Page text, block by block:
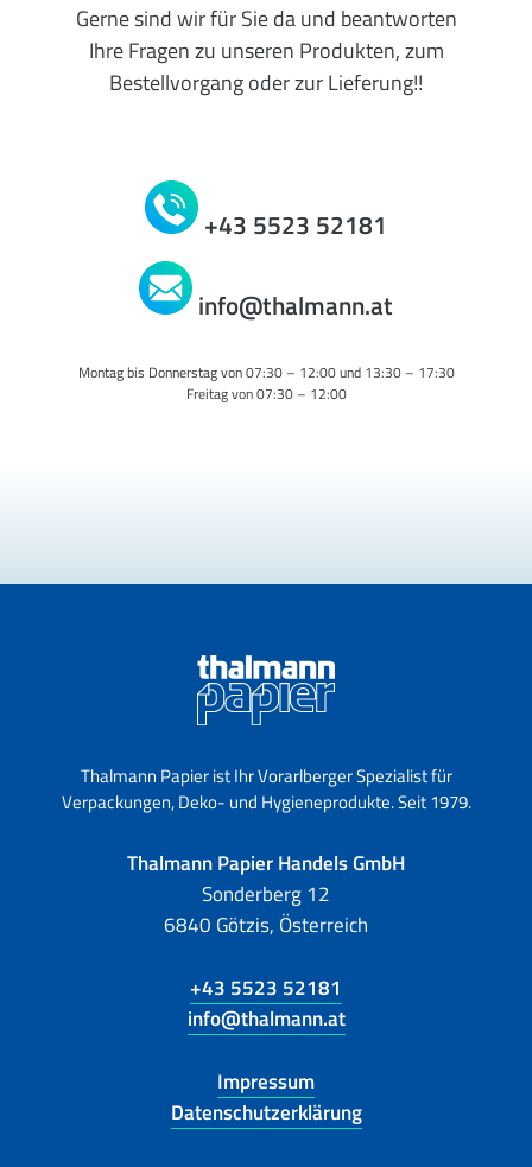
Gerne sind wir für Sie da und beantworten
Ihre Fragen zu unseren Produkten, zum
Bestellvorgang oder zur Lieferung!!
+43 5523 52181
info@thalmann.at
Montag bis Donnerstag von 07:30 – 12:00 und 13:30 – 17:30
Freitag von 07:30 – 12:00
Thalmann Papier ist Ihr Vorarlberger Spezialist für
Verpackungen, Deko- und Hygieneprodukte. Seit 1979.
Thalmann Papier Handels GmbH
Sonderberg 12
6840 Götzis, Österreich
+43 5523 52181
info@thalmann.at
Impressum
Datenschutzerklärung